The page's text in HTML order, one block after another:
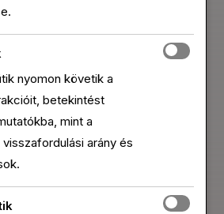
TRACY ROYAL
Personal Trainer
nyomon követik a
betekintést
mint a
arány és